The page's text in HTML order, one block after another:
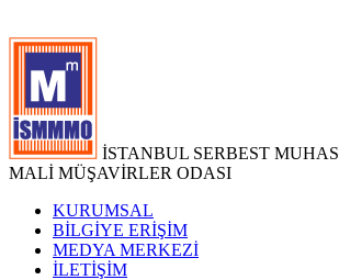
İSTANBUL SERBEST
MALİ MÜŞAVİRLER ODASI
KURUMSAL
BİLGİYE ERİŞİM
MEDYA MERKEZİ
İLETİŞİM